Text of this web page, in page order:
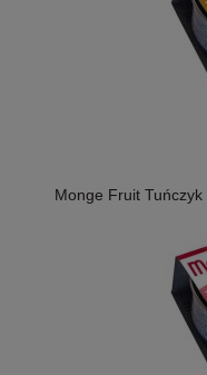
Monge Fruit Tuńczyk